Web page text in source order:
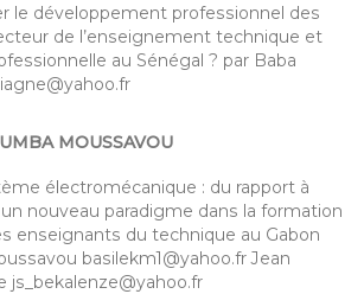
le développement professionnel des
de l’enseignement technique et
au Sénégal ? par Baba
MOUSSAVOU
électromécanique : du rapport à
nouveau paradigme dans la formation
enseignants du technique au Gabon
basilekm1@yahoo.fr Jean
js_bekalenze@yahoo.fr